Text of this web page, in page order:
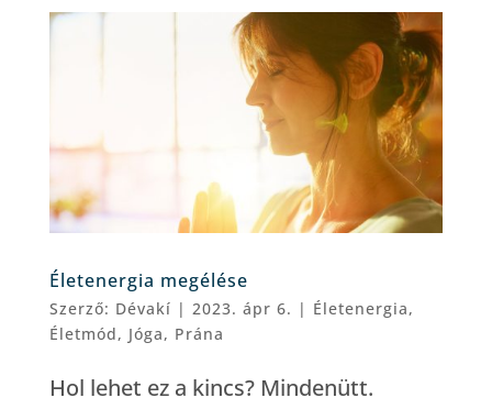
Életenergia megélése
Szerző: Dévakí | 2023. ápr 6. | Életenergia,
Életmód, Jóga, Prána
Hol lehet ez a kincs? Mindenütt.